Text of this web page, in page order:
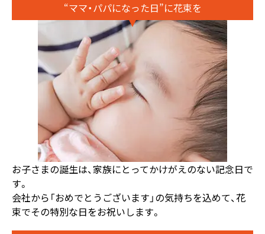
“ママ・パパになった日”に花束を
お子さまの誕生は、家族にとってかけがえのない記念日で
す。
会社から「おめでとうございます」の気持ちを込めて、花
束でその特別な日をお祝いします。